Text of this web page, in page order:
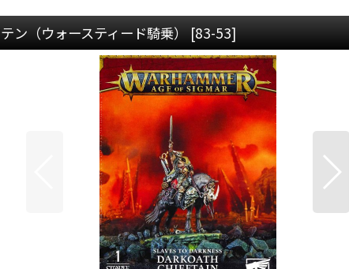
ン（ウォースティード騎乗） [83-53]